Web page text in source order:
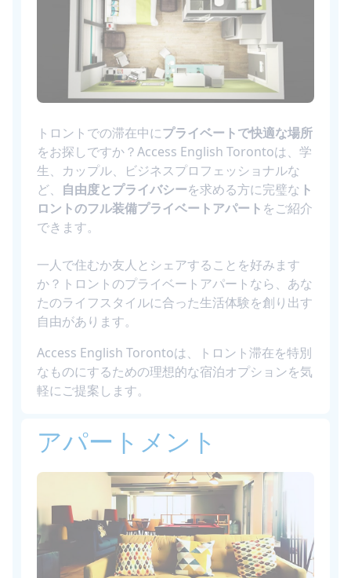
トロントでの滞在中にプライベートで快適な場所
をお探しですか？Access English Torontoは、学
生、カップル、ビジネスプロフェッショナルな
ど、 自由度とプライバシーを求める方に完璧な ト
ロントのフル装備プライベートアパート をご紹介
できます。
一人で住むか友人とシェアすることを好みます
か？トロントのプライベートアパートなら、あな
たのライフスタイルに合った生活体験を創り出す
自由があります。
Access English Torontoは、トロント滞在を特別
なものにするための理想的な宿泊オプションを気
軽にご提案します。
アパートメント